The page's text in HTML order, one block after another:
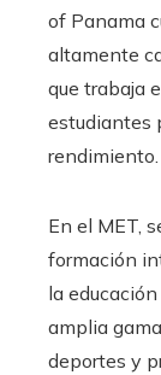
of Panama
altamente
que trabaja
estudiantes
rendimiento.
En el MET,
formación
la
amplia
deportes y